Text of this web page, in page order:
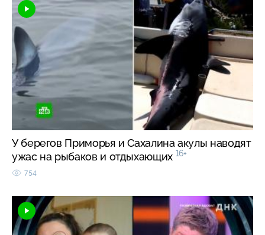
У берегов Приморья и Сахалина акулы наводят
ужас на рыбаков и отдыхающих 16+
754